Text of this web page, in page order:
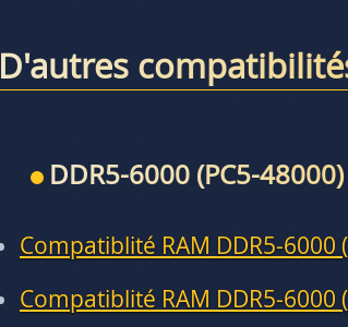
D'autres
DDR5-6000 (PC5-48000)
Compatiblité RAM DDR5-6000
Compatiblité RAM DDR5-6000